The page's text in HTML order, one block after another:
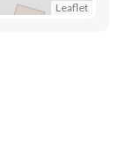
Leaflet